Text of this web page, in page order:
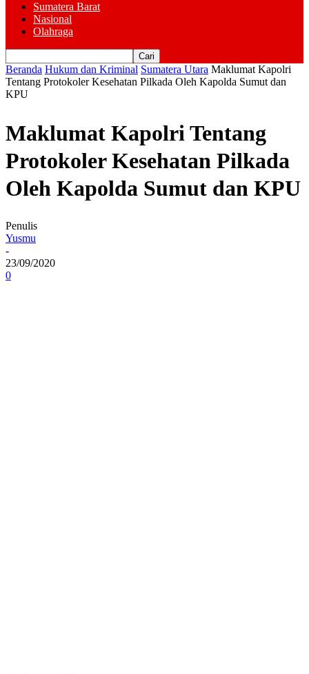
Sumatera Barat
Nasional
Olahraga
Beranda Hukum dan Kriminal Sumatera Utara Maklumat Kapolri
Tentang Protokoler Kesehatan Pilkada Oleh Kapolda Sumut dan
KPU
Maklumat Kapolri Tentang
Protokoler Kesehatan Pilkada
Oleh Kapolda Sumut dan KPU
Penulis
Yusmu
-
23/09/2020
0